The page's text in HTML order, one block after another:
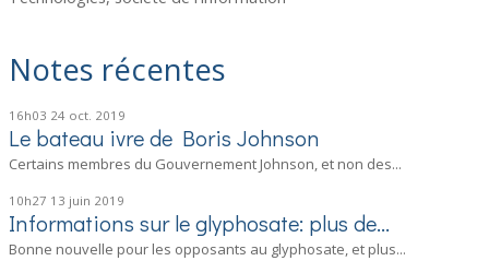
Notes récentes
16h03 24 oct. 2019
Le bateau ivre de Boris Johnson
Certains membres du Gouvernement Johnson, et non des...
10h27 13 juin 2019
Informations sur le glyphosate: plus de...
Bonne nouvelle pour les opposants au glyphosate, et plus...